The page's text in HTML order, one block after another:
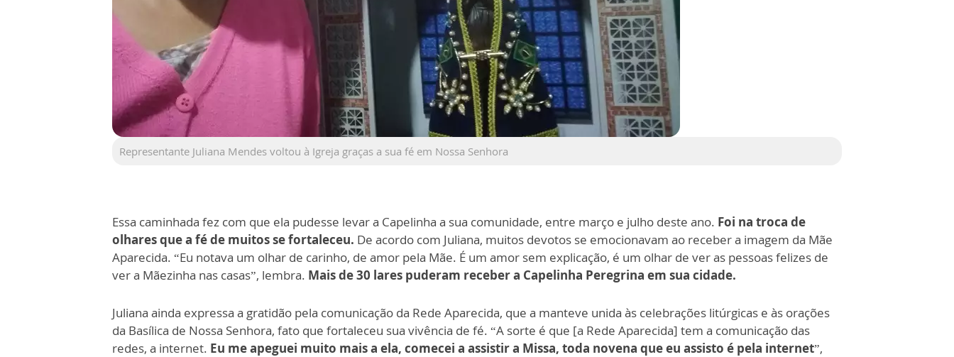
Representante Juliana Mendes voltou à Igreja graças a sua fé em Nossa Senhora
Essa caminhada fez com que ela pudesse levar a Capelinha a sua comunidade, entre março e julho deste ano. Foi na troca de
olhares que a fé de muitos se fortaleceu. De acordo com Juliana, muitos devotos se emocionavam ao receber a imagem da Mãe
Aparecida. “Eu notava um olhar de carinho, de amor pela Mãe. É um amor sem explicação, é um olhar de ver as pessoas felizes de
ver a Mãezinha nas casas”, lembra. Mais de 30 lares puderam receber a Capelinha Peregrina em sua cidade.
Juliana ainda expressa a gratidão pela comunicação da Rede Aparecida, que a manteve unida às celebrações litúrgicas e às orações
da Basílica de Nossa Senhora, fato que fortaleceu sua vivência de fé. “A sorte é que [a Rede Aparecida] tem a comunicação das
redes, a internet. Eu me apeguei muito mais a ela, comecei a assistir a Missa, toda novena que eu assisto é pela internet”,